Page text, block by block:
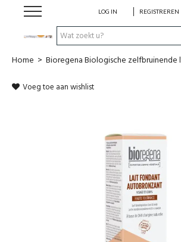
LOG IN REGISTREREN
Hulp bij
Home > Bioregena Biologische zelfbruinende
Voeg toe aan wishlist